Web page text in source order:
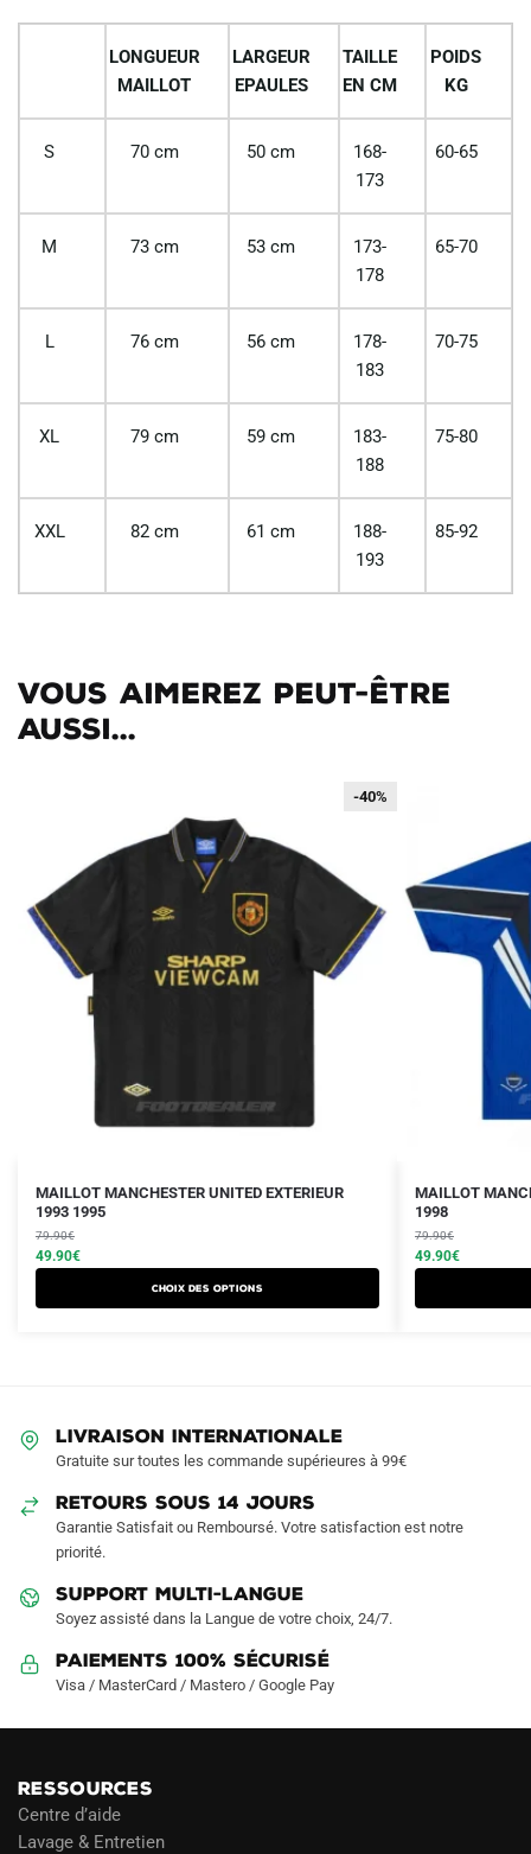
LONGUEUR
MAILLOT
LARGEUR
EPAULES
TAILLE
EN CM
POIDS
KG
S 70 cm 50 cm
168-
173
60-65
M 73 cm 53 cm
173-
178
65-70
L 76 cm 56 cm
178-
183
70-75
XL 79 cm 59 cm
183-
188
75-80
XXL 82 cm 61 cm
188-
193
85-92
Vous aimerez peut-être
aussi...
-40%
-40%
MAILLOT MANCHESTER UNITED EXTERIEUR
1993 1995
79.90€
Le
prix
initial
était :
49.90€
Le
prix
actuel
est :
Choix des options
Ce
produit
a
plusieurs
variations.
choisies
la
page
produit
MAILLOT
1998
79.90€
Le
prix
initial
était :
49.90€
Le
prix
actuel
est :
Ce
produit
a
plusieurs
variations.
page
LIVRAISON INTERNATIONALE
Gratuite sur toutes les commande supérieures à 99€
RETOURS SOUS 14 JOURS
Garantie Satisfait ou Remboursé. Votre satisfaction est notre
priorité.
SUPPORT MULTI-LANGUE
Soyez assisté dans la Langue de votre choix, 24/7.
Paiements 100% Sécurisé
Visa / MasterCard / Mastero / Google Pay
RESSOURCES
Centre d’aide
Lavage & Entretien